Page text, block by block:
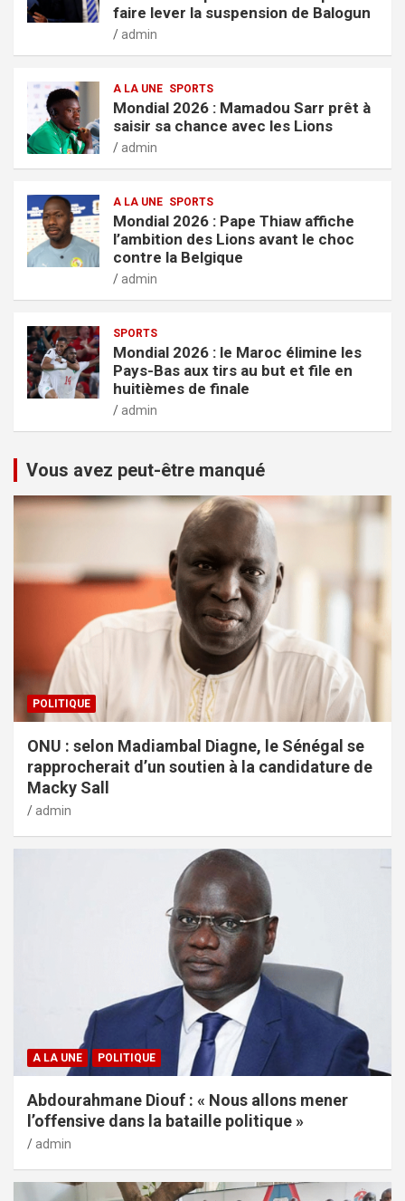
faire lever la suspension de Balogun
admin
A LA UNE SPORTS
Mondial 2026 : Mamadou Sarr prêt à
saisir sa chance avec les Lions
admin
A LA UNE SPORTS
Mondial 2026 : Pape Thiaw affiche
l’ambition des Lions avant le choc
contre la Belgique
admin
SPORTS
Mondial 2026 : le Maroc élimine les
Pays-Bas aux tirs au but et file en
huitièmes de finale
admin
Vous avez peut-être manqué
POLITIQUE
ONU : selon Madiambal Diagne, le Sénégal se
rapprocherait d’un soutien à la candidature de
Macky Sall
admin
A LA UNE POLITIQUE
Abdourahmane Diouf : « Nous allons mener
l’offensive dans la bataille politique »
admin